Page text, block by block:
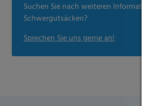
Suchen Sie nach weiteren
Schwergutsäcken?
Sprechen Sie uns gerne an!